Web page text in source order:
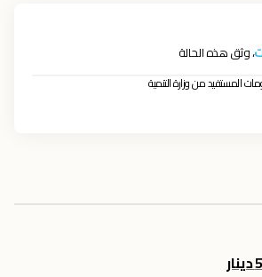
، وثق هذه الحالة
المستفيد من وزارة التنمية